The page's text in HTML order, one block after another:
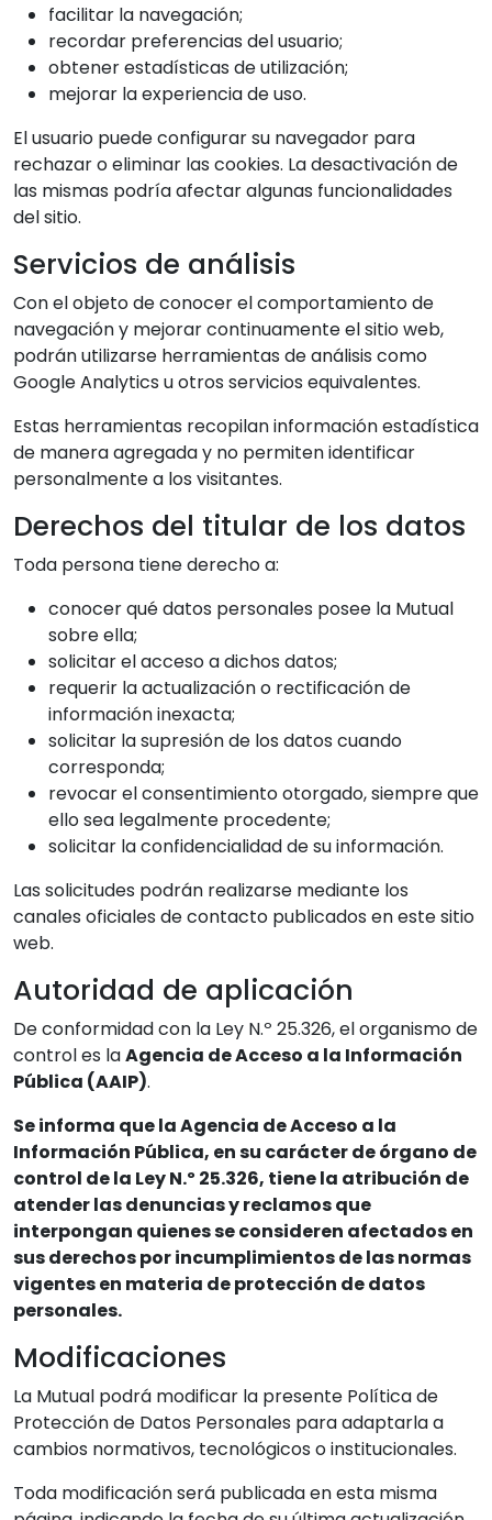
facilitar la navegación;
recordar preferencias del usuario;
obtener estadísticas de utilización;
mejorar la experiencia de uso.
El usuario puede configurar su navegador para
rechazar o eliminar las cookies. La desactivación de
las mismas podría afectar algunas funcionalidades
del sitio.
Servicios de análisis
Con el objeto de conocer el comportamiento de
navegación y mejorar continuamente el sitio web,
podrán utilizarse herramientas de análisis como
Google Analytics u otros servicios equivalentes.
Estas herramientas recopilan información estadística
de manera agregada y no permiten identificar
personalmente a los visitantes.
Derechos del titular de los datos
Toda persona tiene derecho a:
conocer qué datos personales posee la Mutual
sobre ella;
solicitar el acceso a dichos datos;
requerir la actualización o rectificación de
información inexacta;
solicitar la supresión de los datos cuando
corresponda;
revocar el consentimiento otorgado, siempre que
ello sea legalmente procedente;
solicitar la confidencialidad de su información.
Las solicitudes podrán realizarse mediante los
canales oficiales de contacto publicados en este sitio
web.
Autoridad de aplicación
De conformidad con la Ley N.º 25.326, el organismo de
control es laAgencia de Acceso a la Información
Pública (AAIP).
Se informa que la Agencia de Acceso a la
Información Pública, en su carácter de órgano de
control de la Ley N.º 25.326, tiene la atribución de
atender las denuncias y reclamos que
interpongan quienes se consideren afectados en
sus derechos por incumplimientos de las normas
vigentes en materia de protección de datos
personales.
Modificaciones
La Mutual podrá modificar la presente Política de
Protección de Datos Personales para adaptarla a
cambios normativos, tecnológicos o institucionales.
Toda modificación será publicada en esta misma